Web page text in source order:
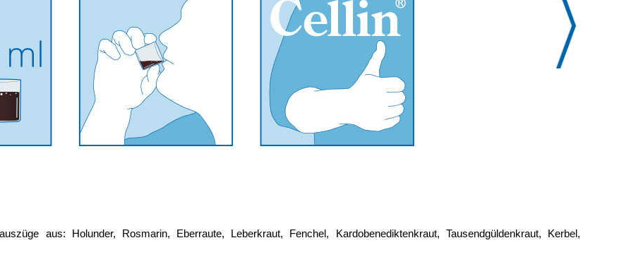
aus: Holunder, Rosmarin, Eberraute, Leberkraut, Fenchel, Kardobenediktenkraut, Tausendgüldenkraut, Kerbel,